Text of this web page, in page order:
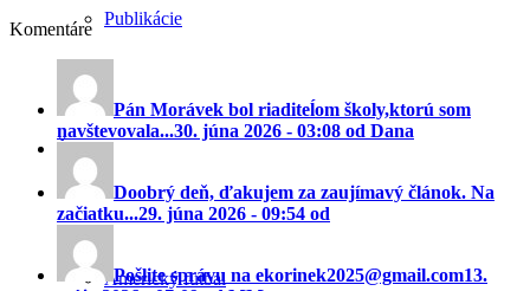
Publikácie
Šport
Americký futbal
Komentáre
Pán Morávek bol riaditeĺom školy,ktorú som
navštevovala...30. júna 2026 - 03:08 od Dana
Doobrý deň, ďakujem za zaujímavý článok. Na
začiatku...29. júna 2026 - 09:54 od
Pošlite správu na ekorinek2025@gmail.com13.